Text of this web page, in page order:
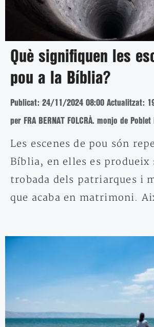
Què signifiquen les
pou a la Bíblia?
Publicat: 24/11/2024 08:00 Actualitzat:
per FRA BERNAT FOLCRÀ. monjo de
Les escenes de pou són
Bíblia, en elles es produeix
trobada dels patriarques i
que acaba en matrimoni.